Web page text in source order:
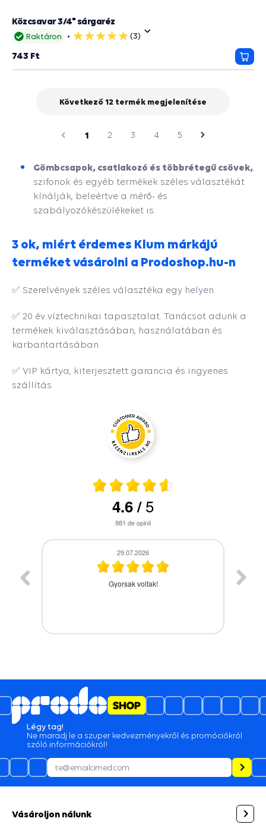
Raktáron
5
(3)
Közcsavar 3/4" sárgaréz
743 Ft
Következő 12 termék megjelenítése
1 2 3 4 5
Következő
Gömbcsapok, csatlakozó és többrétegű csövek,
szifonok és egyéb termékek széles választékát
kínálják, beleértve a mérő- és
szabályozókészülékeket is.
3 ok, miért érdemes Klum márkájú
terméket vásárolni a Prodoshop.hu-n
✅ Szerelvények széles választéka egy helyen.
✅ 20 év víztechnikai tapasztalat. Tanácsot adunk a
termékek kiválasztásában, használatában és
karbantartásában.
✅ VIP kártya, kiterjesztett garancia és ingyenes
szállítás.
4.6/5
981 de opinii
28.07.2026
A termék időbe megérkezett,gyors kiszolgálás.
Légy tag!
Ne maradj le a szuper kedvezményekről és promóciókról
szóló információkról!
Vásároljon nálunk